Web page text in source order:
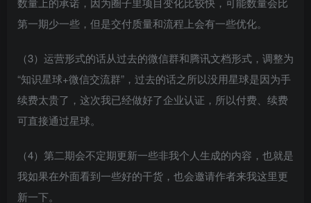
第一期少一些，但是交付质量和流程上会有一些优化。
（3）运营形式的话从过去的微信群和腾讯文档形式，调整为
“知识星球+微信交流群”，过去的话之所以没用星球是因为手
续费太贵了，这次我已经做好了企业认证，所以付费、续费
可直接通过星球。
（4）第二期会不定期更新一些非我个人生成的内容，也就是
我如果在外面看到一些好的干货，也会邀请作者来我这里更
新一下。